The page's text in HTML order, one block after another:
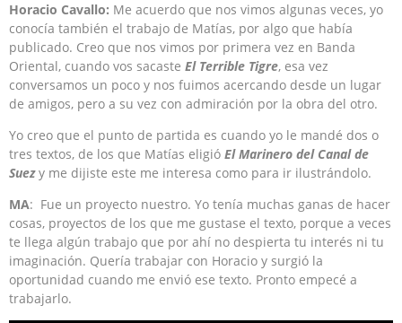
Horacio Cavallo: Me acuerdo que nos vimos algunas veces, yo
conocía también el trabajo de Matías, por algo que había
publicado. Creo que nos vimos por primera vez en Banda
Oriental, cuando vos sacaste El Terrible Tigre, esa vez
conversamos un poco y nos fuimos acercando desde un lugar
de amigos, pero a su vez con admiración por la obra del otro.
Yo creo que el punto de partida es cuando yo le mandé dos o
tres textos, de los que Matías eligió El Marinero del Canal de
Suezy me dijiste este me interesa como para ir ilustrándolo.
MA: Fue un proyecto nuestro. Yo tenía muchas ganas de hacer
cosas, proyectos de los que me gustase el texto, porque a veces
te llega algún trabajo que por ahí no despierta tu interés ni tu
imaginación. Quería trabajar con Horacio y surgió la
oportunidad cuando me envió ese texto. Pronto empecé a
trabajarlo.